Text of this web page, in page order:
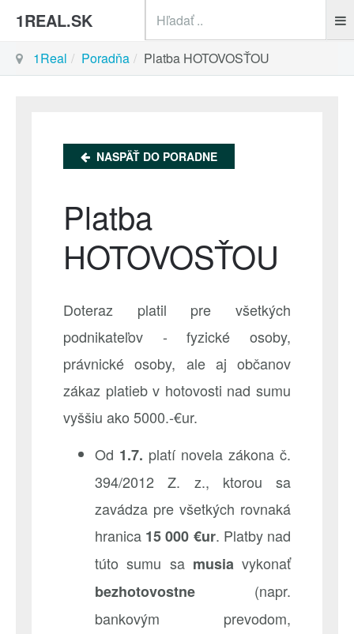
1REAL.SK
1Real Poradňa Platba HOTOVOSŤOU
NASPÄŤ DO PORADNE
Platba
HOTOVOSŤOU
Doteraz platil pre všetkých
podnikateľov - fyzické osoby,
právnické osoby, ale aj občanov
zákaz platieb v hotovosti nad sumu
vyššiu ako 5000.-€ur.
Od 1.7. platí novela zákona č.
394/2012 Z. z., ktorou sa
zavádza pre všetkých rovnaká
hranica 15 000 €ur. Platby nad
túto sumu sa musia vykonať
bezhotovostne (napr.
bankovým prevodom,